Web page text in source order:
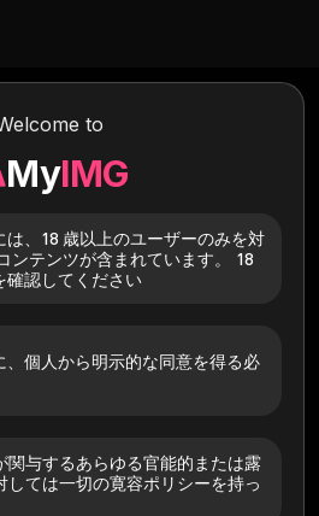
to
MyIMG
は、18 歳以上のユーザーのみを対
ンテンツが含まれています。 18
確認してください
、個人から明示的な同意を得る必
関与するあらゆる官能的または露
しては一切の寛容ポリシーを持っ
ださい